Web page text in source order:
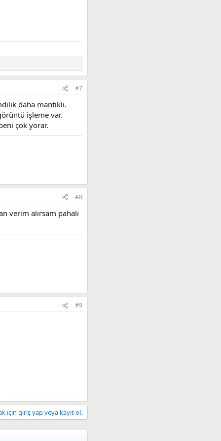
#7
daha mantıklı.
işleme var.
çok yorar.
#8
verim alırsam pahalı
#9
için giriş yap veya kayıt ol.